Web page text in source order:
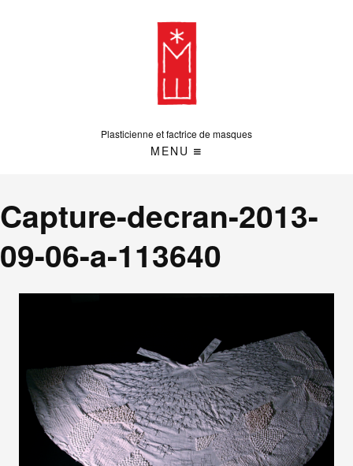
Plasticienne et factrice de masques
MENU
Capture-decran-2013-
09-06-a-113640